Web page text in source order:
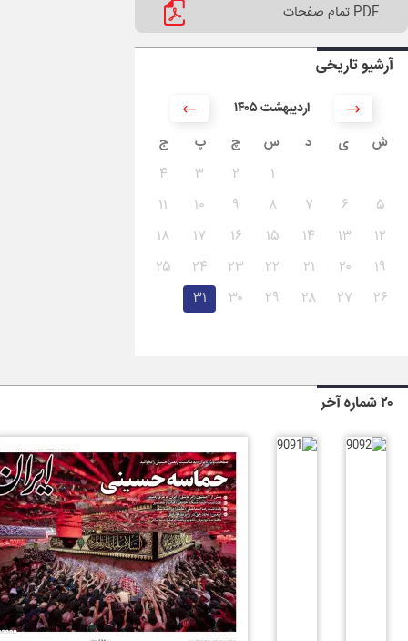
PDF تمام صفحات
آرشیو تاریخی
۱۴۰۵ اردیبهشت
ش
ی د س چ پ ج
۱ ۲ ۳
۴
۵
۶ ۷ ۸ ۹ ۱۰
۱۱
۱۲
۱۳ ۱۴ ۱۵ ۱۶ ۱۷
۱۸
۱۹
۲۰ ۲۱ ۲۲ ۲۳ ۲۴
۲۵
۲۶
۲۷ ۲۸ ۲۹ ۳۰ ۳۱
۲۰ شماره آخر